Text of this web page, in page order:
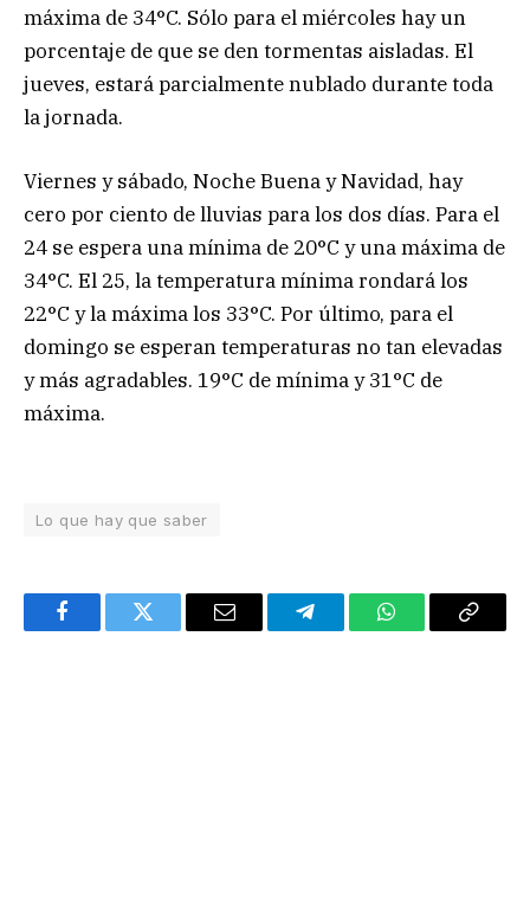
máxima de 34°C. Sólo para el miércoles hay un
porcentaje de que se den tormentas aisladas. El
jueves, estará parcialmente nublado durante toda
la jornada.
Viernes y sábado, Noche Buena y Navidad, hay
cero por ciento de lluvias para los dos días. Para el
24 se espera una mínima de 20°C y una máxima de
34°C. El 25, la temperatura mínima rondará los
22°C y la máxima los 33°C. Por último, para el
domingo se esperan temperaturas no tan elevadas
y más agradables. 19°C de mínima y 31°C de
máxima.
Lo que hay que saber
FacebookTwitter Email TelegramWhatsAppCopy